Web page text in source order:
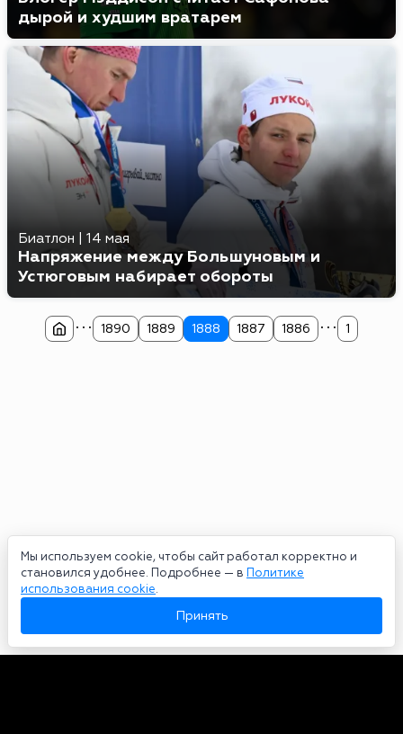
Мы используем cookie, чтобы сайт работал корректно и
становился удобнее. Подробнее — в Политике
использования cookie.
Принять
дырой и худшим вратарем
Биатлон 14 мая
Напряжение между Большуновым и
Устюговым набирает обороты
... 1890 1889 1888 1887 1886 ... 1